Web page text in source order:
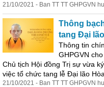
21/10/2021 - Ban TT TT GHPGVN
Thông
tang Đại
Thông tin
GHPGVN
Chủ tịch Hội đồng Trị sự vừa
việc tổ chức tang lễ Đại lão
21/10/2021 - Ban TT TT GHPGVN